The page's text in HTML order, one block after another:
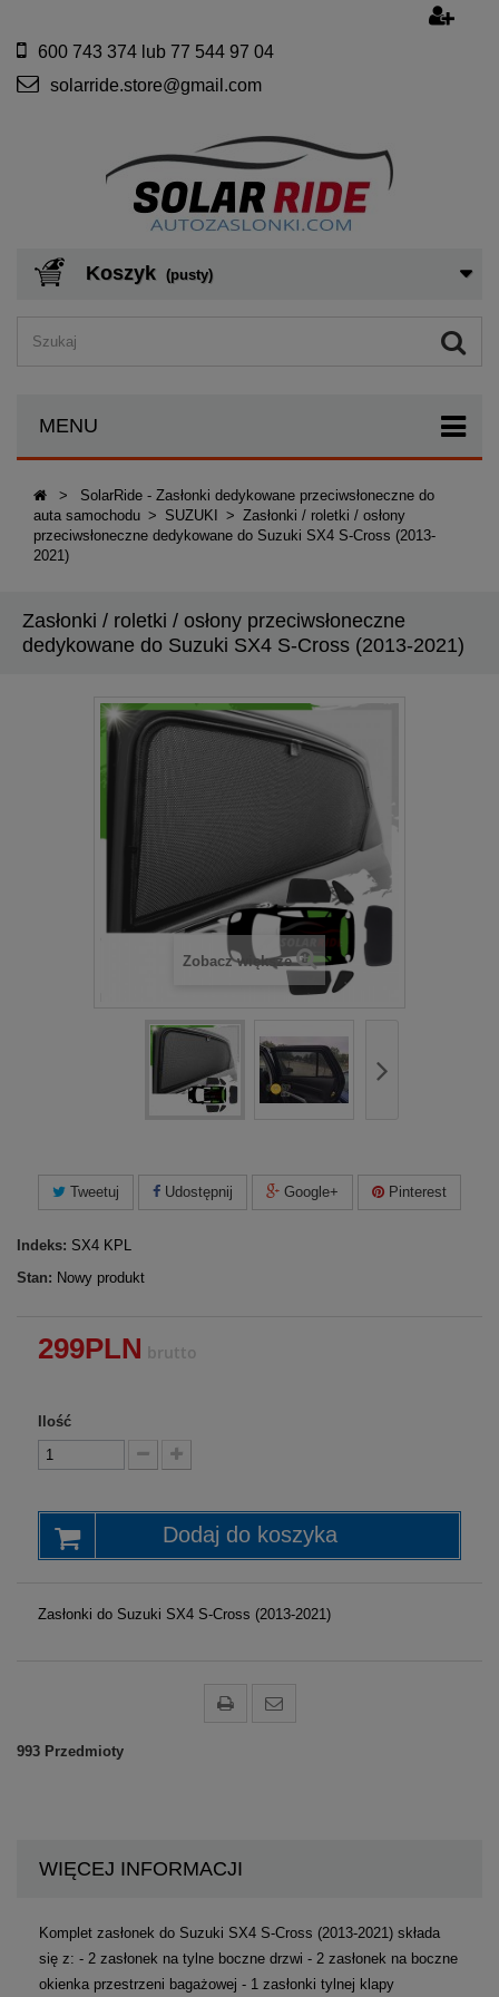
600 743 374 lub 77 544 97 04
solarride.store@gmail.com
Koszyk (pusty)
MENU
>
SolarRide - Zasłonki dedykowane przeciwsłoneczne do
auta samochodu > SUZUKI > Zasłonki / roletki / osłony
przeciwsłoneczne dedykowane do Suzuki SX4 S-Cross (2013-
2021)
Zasłonki / roletki / osłony przeciwsłoneczne
dedykowane do Suzuki SX4 S-Cross (2013-2021)
Zobacz większe
Tweetuj Udostępnij Google+ Pinterest
Indeks: SX4 KPL
Stan: Nowy produkt
299PLN brutto
Ilość
Dodaj do koszyka
Zasłonki do Suzuki SX4 S-Cross (2013-2021)
993 Przedmioty
WIĘCEJ INFORMACJI
Komplet zasłonek do Suzuki SX4 S-Cross (2013-2021) składa
się z: - 2 zasłonek na tylne boczne drzwi - 2 zasłonek na boczne
okienka przestrzeni bagażowej - 1 zasłonki tylnej klapy